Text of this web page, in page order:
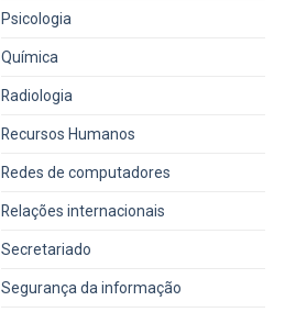
Psicologia
Química
Radiologia
Recursos Humanos
Redes de computadores
Relações internacionais
Secretariado
Segurança da informação